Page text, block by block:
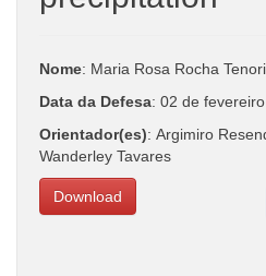
Nome: Maria Rosa Rocha
Data da Defesa: 02 de
Orientador(es): Argimiro
Wanderley Tavares
Download